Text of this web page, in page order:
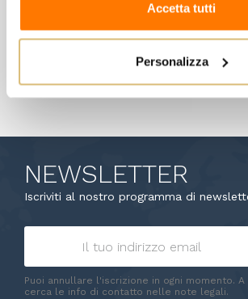
Accetta tutti
Personalizza
Visualizzati 1-2 su 2 articoli
NEWSLETTER
Iscriviti al nostro programma di
Puoi annullare l'iscrizione in ogni momento.
cerca le info di contatto nelle note legali.